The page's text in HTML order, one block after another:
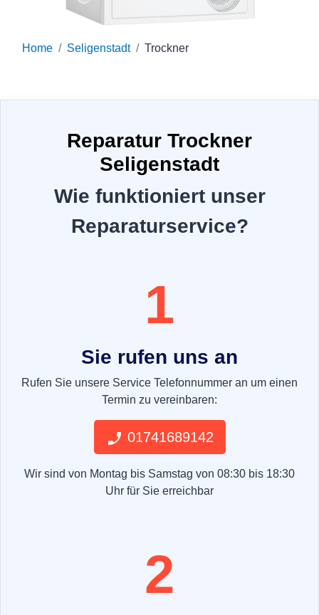
Home Seligenstadt Trockner
Reparatur Trockner
Seligenstadt
Wie funktioniert unser
Reparaturservice?
1
Sie rufen uns an
Rufen Sie unsere Service Telefonnummer an um einen
Termin zu vereinbaren:
01741689142
Wir sind von Montag bis Samstag von 08:30 bis 18:30
Uhr für Sie erreichbar
2